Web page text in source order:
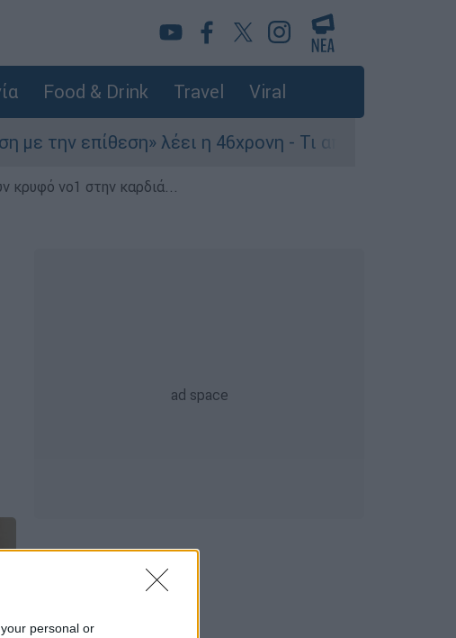
personal or
Food & Drink Travel Viral
επίθεση» λέει η 46χρονη - Τι αποκάλυψε στους
κρυφό νο1 στην καρδιά...